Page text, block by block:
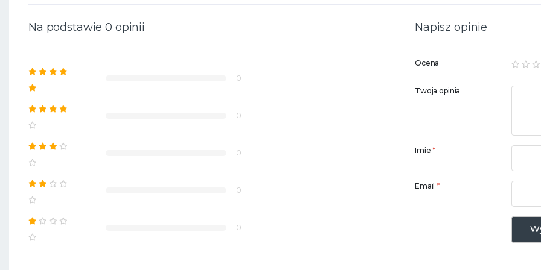
Na podstawie 0 opinii
0
0
0
0
0
Napisz opinie
Ocena
Twoja opinia
Imie*
Email*